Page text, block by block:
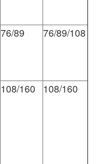
76/89 76/89/108
108/160 108/160